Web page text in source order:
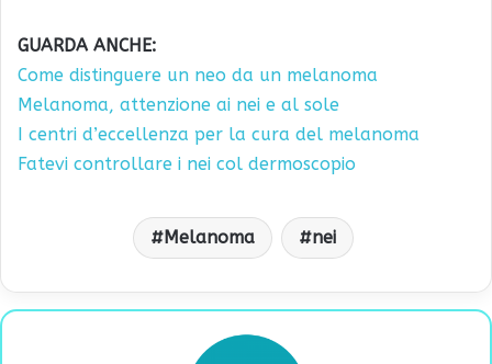
GUARDA ANCHE:
Come distinguere un neo da un melanoma
Melanoma, attenzione ai nei e al sole
I centri d’eccellenza per la cura del melanoma
Fatevi controllare i nei col dermoscopio
Melanoma nei